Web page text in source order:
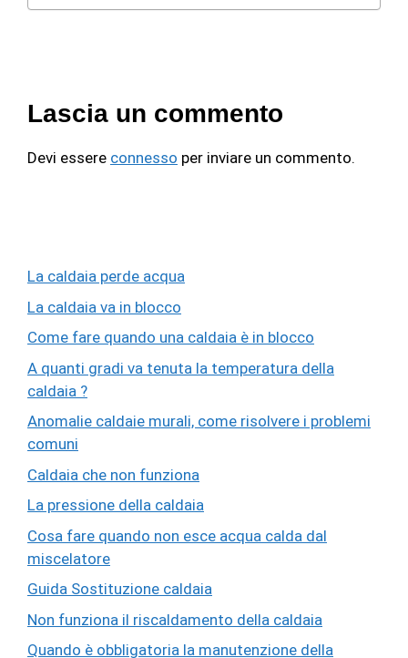
Lascia un commento
Devi essere connesso per inviare un commento.
La caldaia perde acqua
La caldaia va in blocco
Come fare quando una caldaia è in blocco
A quanti gradi va tenuta la temperatura della
caldaia ?
Anomalie caldaie murali, come risolvere i problemi
comuni
Caldaia che non funziona
La pressione della caldaia
Cosa fare quando non esce acqua calda dal
miscelatore
Guida Sostituzione caldaia
Non funziona il riscaldamento della caldaia
Quando è obbligatoria la manutenzione della